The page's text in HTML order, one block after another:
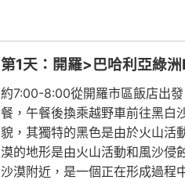
第1天：開羅>巴哈利亞綠
約7:00-8:00從開羅市區飯店出
餐，午餐後換乘越野車前往黑白
貌，其獨特的黑色是由於火山活
漠的地形是由火山活動和風沙
沙漠附近，是一個正在形成過程